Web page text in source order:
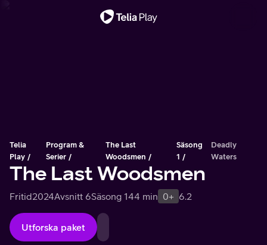
Telia
Play
Program &
Serier
The Last
Woodsmen
Säsong
1
Deadly
Waters
The Last Woodsmen
Fritid2024Avsnitt 6Säsong 144 min 0+ 6.2
Utforska paket